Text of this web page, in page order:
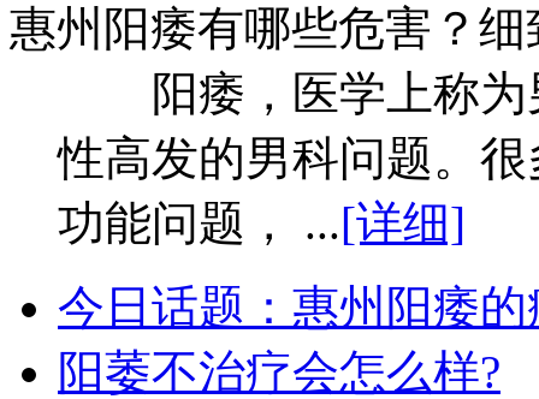
惠州阳痿有哪些危害？细
阳痿，医学上称为
性高发的男科问题。
功能问题， ...[详细]
今日话题：惠州阳痿
阳萎不治疗会怎么样?